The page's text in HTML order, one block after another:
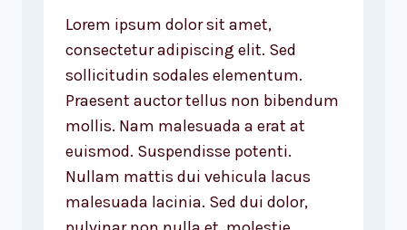
Lorem ipsum dolor sit amet,
consectetur adipiscing elit. Sed
sollicitudin sodales elementum.
Praesent auctor tellus non bibendum
mollis. Nam malesuada a erat at
euismod. Suspendisse potenti.
Nullam mattis dui vehicula lacus
malesuada lacinia. Sed dui dolor,